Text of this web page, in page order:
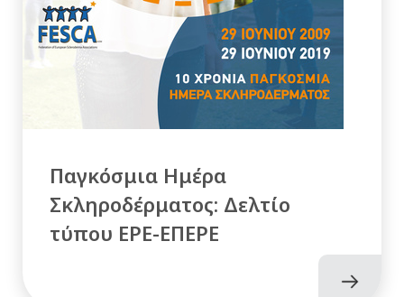
Παγκόσμια Ημέρα
Σκληροδέρματος: Δελτίο
τύπου ΕΡΕ-ΕΠΕΡΕ